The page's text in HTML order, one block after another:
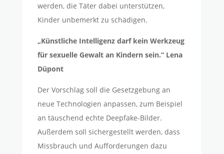
werden, die Täter dabei unterstützen,
Kinder unbemerkt zu schädigen.
„Künstliche Intelligenz darf kein Werkzeug
für sexuelle Gewalt an Kindern sein.“ Lena
Düpont
Der Vorschlag soll die Gesetzgebung an
neue Technologien anpassen, zum Beispiel
an täuschend echte Deepfake-Bilder.
Außerdem soll sichergestellt werden, dass
Missbrauch und Aufforderungen dazu